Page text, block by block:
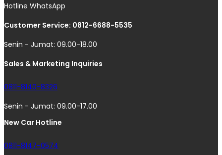
Hotline WhatsApp
Customer Service: 0812-6688-5535
Senin - Jumat: 09.00-18.00
Sales & Marketing Inquiries
0811-8140-8326
Senin - Jumat: 09.00-17.00
New Car Hotline
0811-8147-0574